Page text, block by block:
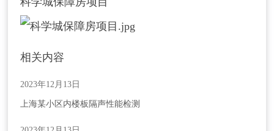
相关内容
2023年12月13日
上海某小区内楼板隔声性能检测